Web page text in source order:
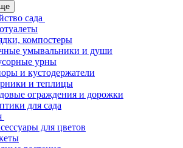
сада
компостеры
умывальники и души
урны
и кустодержатели
и теплицы
ограждения и дорожки
для сада
для цветов